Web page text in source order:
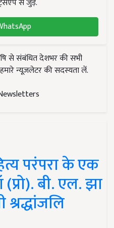
से संबंधित देशभर की सभी
न्यूज़लेटर की सदस्यता लें.
परंपरा के एक
बी. एल. झा